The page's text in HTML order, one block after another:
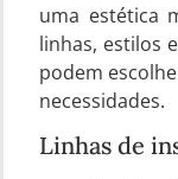
uma estética
linhas, estilos
podem
necessidades.
Linhas de